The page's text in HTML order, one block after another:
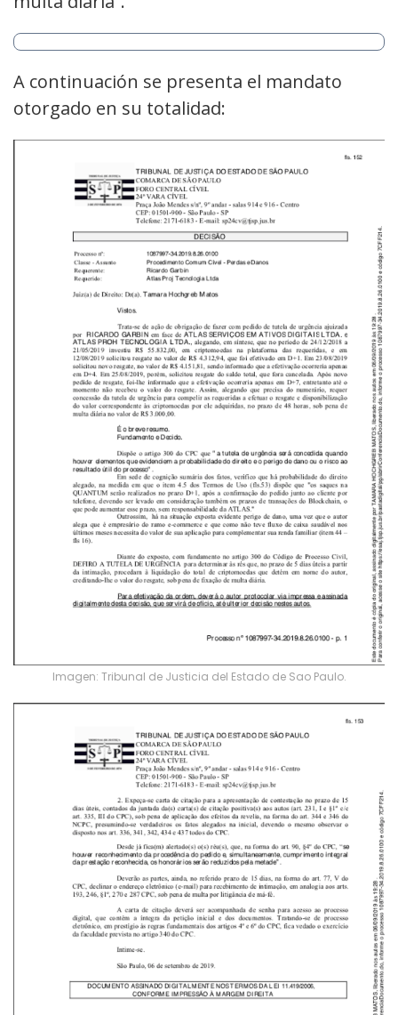
A continuación se presenta el mandato
otorgado en su totalidad:
Imagen: Tribunal de Justicia del Estado de Sao Paulo.